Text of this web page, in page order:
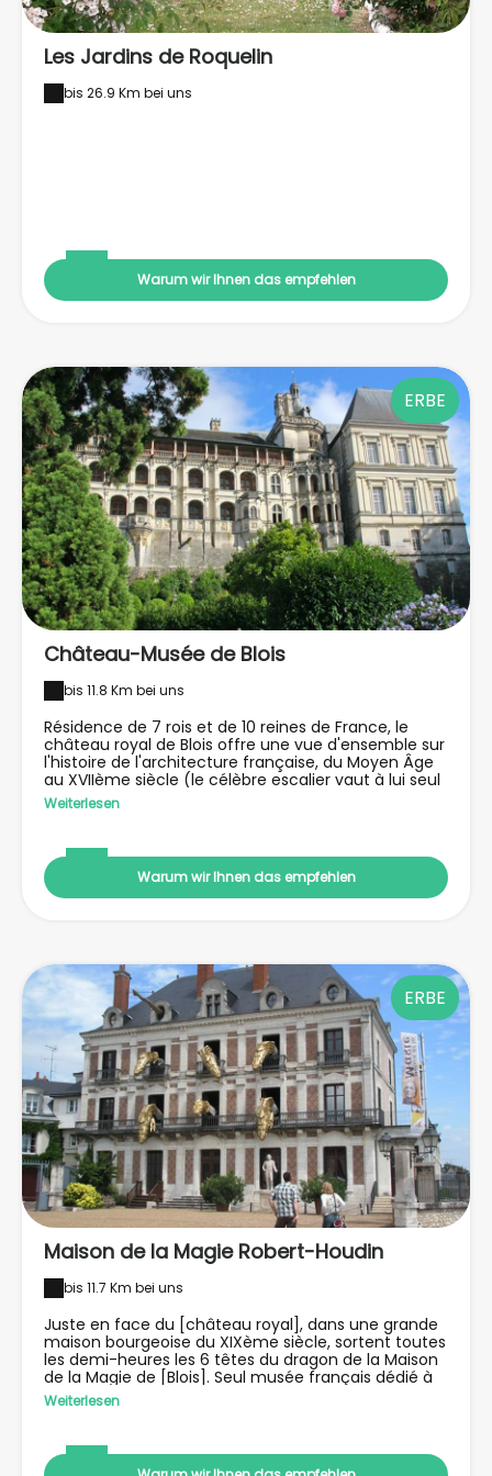
Les Jardins de Roquelin
bis 26.9 Km bei uns
Warum wir Ihnen das empfehlen
ERBE
Château-Musée de Blois
bis 11.8 Km bei uns
Résidence de 7 rois et de 10 reines de France, le
château royal de Blois offre une vue d'ensemble sur
l'histoire de l'architecture française, du Moyen Âge
au XVIIème siècle (le célèbre escalier vaut à lui seul
une visite !), alors que ses appartements richement
décorés racontent son prestigieux passé. Château
œuvres dans les galeries et les appartements
royaux ainsi que dans une aile devenue le musée
des Beaux-Arts de la ville.
Weiterlesen
Warum wir Ihnen das empfehlen
ERBE
Maison de la Magie Robert-Houdin
bis 11.7 Km bei uns
Juste en face du [château royal], dans une grande
maison bourgeoise du XIXème siècle, sortent toutes
les demi-heures les 6 têtes du dragon de la Maison
de la Magie de [Blois]. Seul musée français dédié à
cette thématique, la Maison de la Magie présente
ainsi une collection impressionnante d'objets de
prestidigitateur, etc.) répartis sur 5 étages. Ce lieu
ouvert en 1998, à Blois, ville de naissance du
Weiterlesen